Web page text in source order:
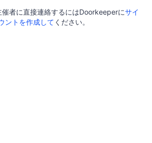
者に直接連絡するにはDoorkeeperにサイ
ントを作成して ください。